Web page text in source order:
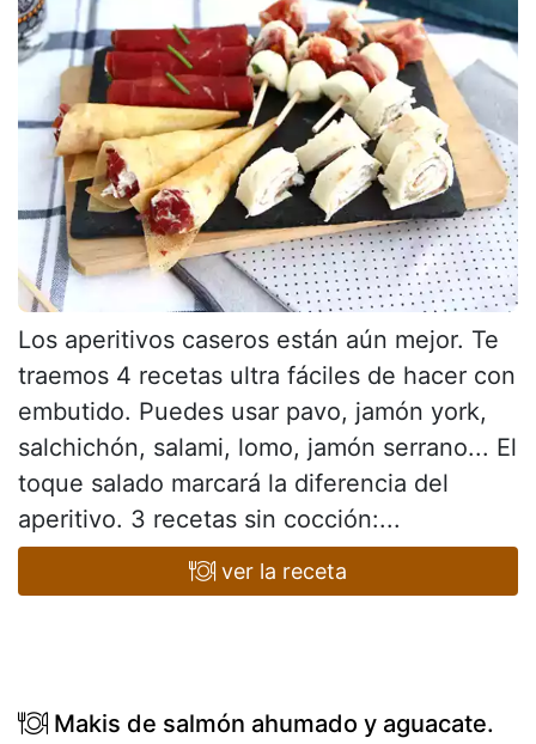
Los aperitivos caseros están aún mejor. Te
traemos 4 recetas ultra fáciles de hacer con
embutido. Puedes usar pavo, jamón york,
salchichón, salami, lomo, jamón serrano... El
toque salado marcará la diferencia del
aperitivo. 3 recetas sin cocción:...
ver la receta
Makis de salmón ahumado y aguacate.